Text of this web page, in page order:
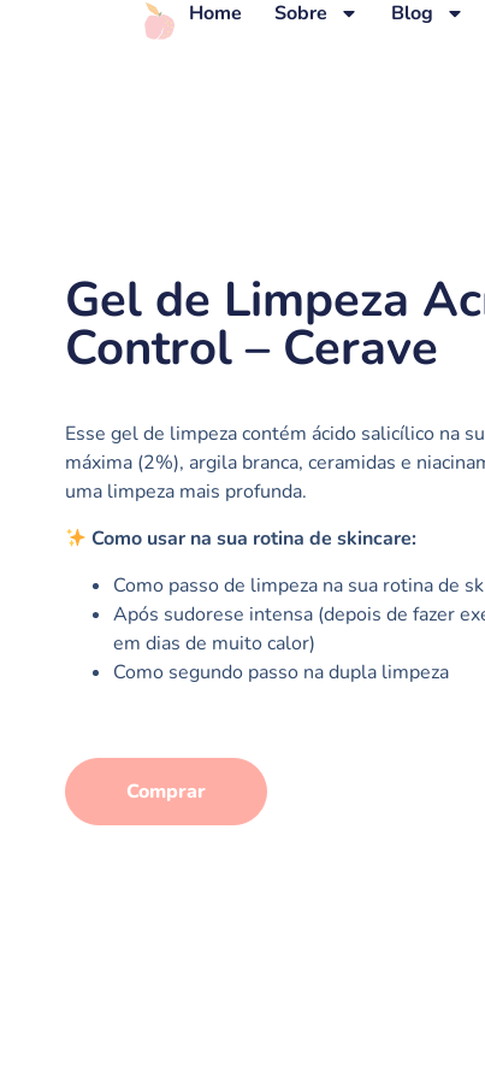
Home Sobre Blog
Gel de Limpeza
Control – Cerave
Esse gel de limpeza contém ácido salicílico na
máxima (2%), argila branca, ceramidas e
uma limpeza mais profunda.
Como usar na sua rotina de skincare:
Como passo de limpeza na sua rotina de
Após sudorese intensa (depois de fazer
em dias de muito calor)
Como segundo passo na dupla limpeza
Comprar